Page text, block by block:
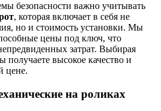
безопасности важно учитывать
, которая включает в себя не
но и стоимость установки. Мы
цены под ключ, что
затрат. Выбирая
получаете высокое качество и
цене.
на роликах